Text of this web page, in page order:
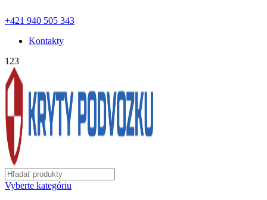
+421 940 505 343
Kontakty
123
Vyberte kategóriu